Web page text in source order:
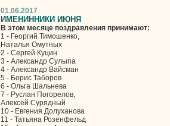
01.06.2017
ИМЕНИННИКИ ИЮНЯ
В этом месяце поздравления принимают:
1 - Георгий Тимошенко,
Наталья Омутных
2 - Сергей Куцин
3 - Александр Сулыпа
4 - Александр Вайсман
5 - Борис Таборов
6 - Ольга Шальнева
7 - Руслан Погорелов,
Алексей Сурядный
10 - Евгения Долуханова
11 - Татьяна Розенфельд